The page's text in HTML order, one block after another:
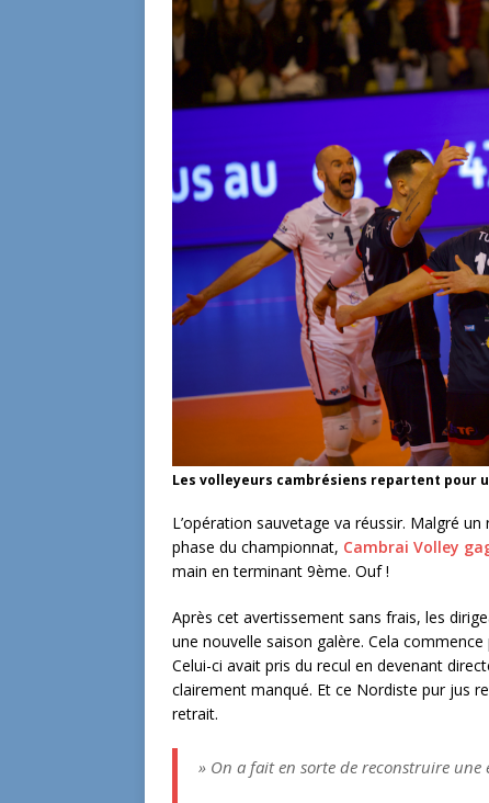
Les volleyeurs cambrésiens repartent pour
L’opération sauvetage va réussir. Malgré
phase du championnat, Cambrai Volley
main en terminant 9ème. Ouf !
Après cet avertissement sans frais, les
une nouvelle saison galère. Cela
Celui-ci avait pris du recul en devenant
clairement manqué. Et ce Nordiste pur jus
retrait.
» On a fait en sorte de reconstruire une